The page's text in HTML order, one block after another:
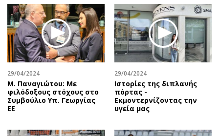
29/04/2024
Μ. Παναγιώτου: Με
φιλόδοξους στόχους στο
Συμβούλιο Υπ. Γεωργίας
ΕΕ
29/04/2024
Ιστορίες της διπλανής
πόρτας -
Εκμοντερνίζοντας την
υγεία μας